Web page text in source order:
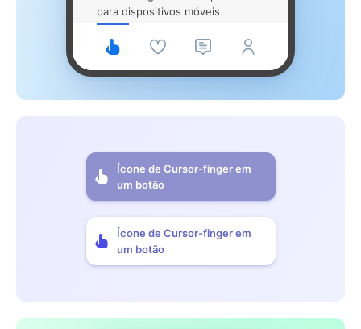
para dispositivos móveis
Ícone de Cursor-finger em
um botão
Ícone de Cursor-finger em
um botão